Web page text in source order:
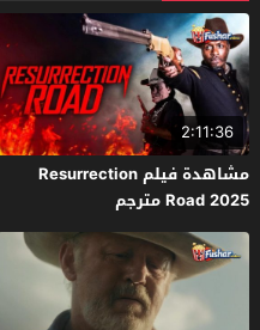
2:11:36
مشاهدة فيلم Resurrection
Road 2025 مترجم